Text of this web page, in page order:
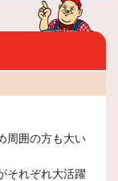
周囲の方も大い
それぞれ大活躍